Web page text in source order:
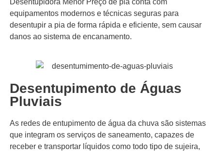
equipamentos modernos e técnicas seguras para
desentupir a pia de forma rápida e eficiente, sem causar
danos ao sistema de encanamento.
Desentupimento de Águas
Pluviais
As redes de entupimento de água da chuva são sistemas
que integram os serviços de saneamento, capazes de
receber e transportar líquidos como todo tipo de sujeira,